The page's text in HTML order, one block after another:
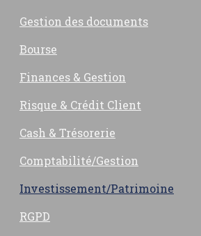
Gestion des documents
Bourse
Finances & Gestion
Risque & Crédit Client
Cash & Trésorerie
Comptabilité/Gestion
Investissement/Patrimoine
RGPD